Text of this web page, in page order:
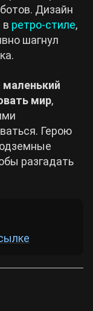
Дизайн
в ретро-стиле,
шагнул
маленький
мир,
Герою
разгадать